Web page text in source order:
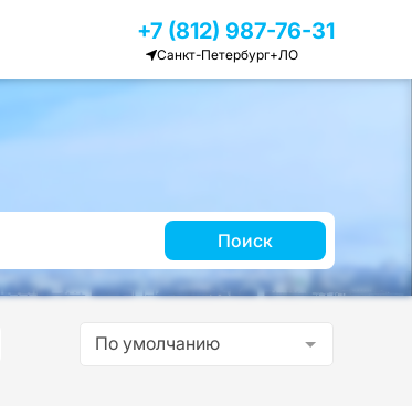
+7 (812) 987-76-31
Санкт-Петербург+ЛО
Поиск
По умолчанию